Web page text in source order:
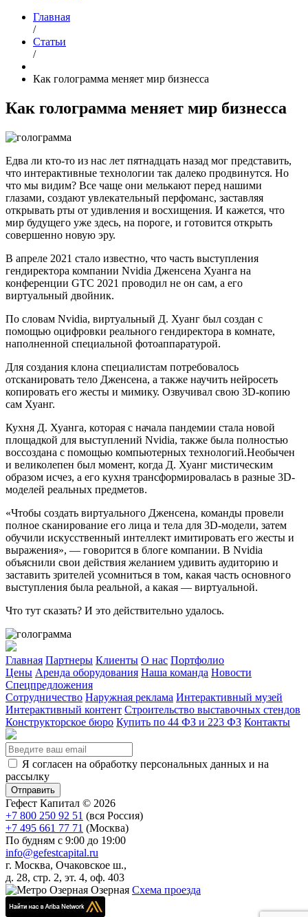
Главная
/
Статьи
/
Как голограмма меняет мир бизнесса
Как голограмма меняет мир бизнесса
Едва ли кто-то из нас лет пятнадцать назад мог представить,
что интерактивные технологии так далеко продвинутся. Но
что мы видим? Все чаще они мелькают перед нашими
глазами, создают увлекательный перфоманс, заставляя
открывать рты от удивления и восхищения. И кажется, что
мир будущего уже здесь, на пороге, и готовится открыть
совершенно новую эру.
В апреле 2021 стало известно, что часть выступления
гендиректора компании Nvidia Дженсена Хуанга на
конференции GTC 2021 проводил не он сам, а его
виртуальный двойник.
По словам Nvidia, виртуальный Д. Хуанг был создан с
помощью оцифровки реального гендиректора в комнате,
наполненной специальной фотоаппаратурой.
Для создания клона специалистам потребовалось
отсканировать тело Дженсена, а также научить нейросеть
копировать его жесты и мимику. Озвучивал свою 3D-копию
сам Хуанг.
Кухня Д. Хуанга, которая с начала пандемии стала новой
площадкой для выступлений Nvidia, также была полностью
воссоздана с помощью компьютерных технологий.Необычен
и великолепен был момент, когда Д. Хуанг мистическим
образом исчез, а его кухня трансформировалась в разные 3D-
моделей реальных предметов.
«Чтобы создать виртуального Дженсена, команды провели
полное сканирование его лица и тела для 3D-модели, затем
обучили искусственный интеллект имитировать его жесты и
выражения», — говорится в блоге компании. В Nvidia
объяснили свои действия желанием удивить аудиторию и
заставить зрителей усомниться в том, какая часть основного
выступления была реальной, а какая — виртуальной.
Что тут сказать? И это действительно удалось.
Главная Партнеры Клиенты О нас Портфолио
Цены Аренда оборудования Наша команда Новости
Спецпредложения
Сотрудничество Наружная реклама Интерактивный музей
Интерактивный контент Строительство выставочных стендов
Конструкторское бюро Купить по 44 ФЗ и 223 ФЗ Контакты
Я согласен на обработку персональных данных и на
рассылку
Гефест Капитал © 2026
+7 800 250 92 51 (вся Россия)
+7 495 661 77 71 (Москва)
По будням с 9:00 до 19:00
info@gefestcapital.ru
г. Москва, Очаковское ш.,
д. 28, стр. 2, эт. 4, оф. 403
Озерная Схема проезда